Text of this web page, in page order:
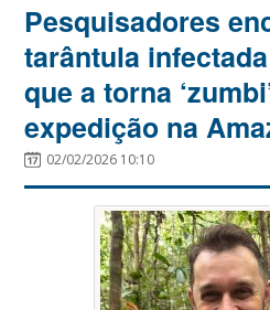
Pesquisadores
tarântula
que a torna
expedição na
02/02/2026 10:10